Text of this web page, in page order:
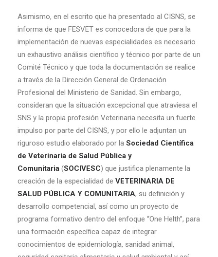
Asimismo, en el escrito que ha presentado al CISNS, se
informa de que FESVET es conocedora de que para la
implementación de nuevas especialidades es necesario
un exhaustivo análisis científico y técnico por parte de un
Comité Técnico y que toda la documentación se realice
a través de la Dirección General de Ordenación
Profesional del Ministerio de Sanidad. Sin embargo,
consideran que la situación excepcional que atraviesa el
SNS y la propia profesión Veterinaria necesita un fuerte
impulso por parte del CISNS, y por ello le adjuntan un
riguroso estudio elaborado por la Sociedad Científica
de Veterinaria de Salud Pública y
Comunitaria (SOCIVESC) que justifica plenamente la
creación de la especialidad de VETERINARIA DE
SALUD PÚBLICA Y COMUNITARIA, su definición y
desarrollo competencial, así como un proyecto de
programa formativo dentro del enfoque “One Helth”, para
una formación específica capaz de integrar
conocimientos de epidemiología, sanidad animal,